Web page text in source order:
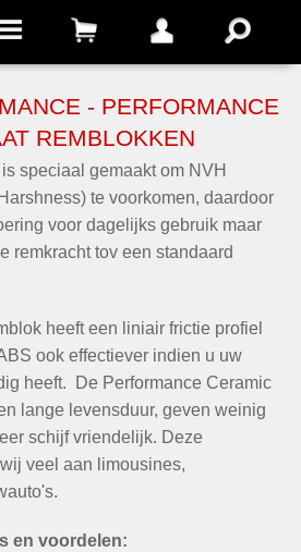
- PERFORMANCE
REMBLOKKEN
speciaal gemaakt om NVH
te voorkomen, daardoor
voor dagelijks gebruik maar
remkracht tov een standaard
heeft een liniair frictie profiel
ook effectiever indien u uw
heeft. De Performance Ceramic
lange levensduur, geven weinig
schijf vriendelijk. Deze
veel aan limousines,
en voordelen: